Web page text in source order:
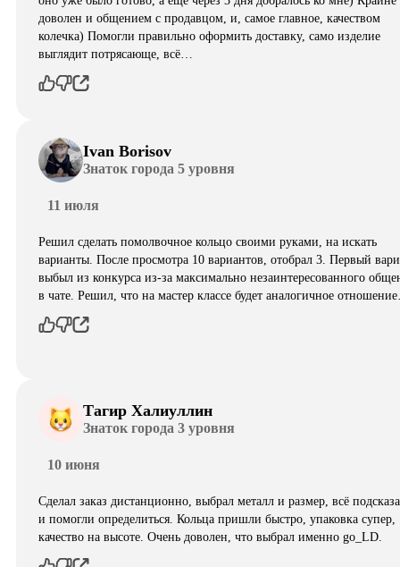
доволен и общением с продавцом, и, самое главное, качеством
колечка) Помогли правильно оформить доставку, само изделие
выглядит потрясающе, всë…
Ivan Borisov
Знаток города 5 уровня
11 июля
Решил сделать помолвочное кольцо своими руками, на искать
варианты. После просмотра 10 вариантов, отобрал 3. Первый
выбыл из конкурса из-за максимально незаинтересованного
в чате. Решил, что на мастер классе будет аналогичное
Тагир Халиуллин
Знаток города 3 уровня
10 июня
Сделал заказ дистанционно, выбрал металл и размер, всё
и помогли определиться. Кольца пришли быстро, упаковка супер,
качество на высоте. Очень доволен, что выбрал именно go_LD.